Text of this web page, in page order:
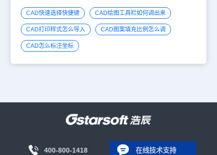
CAD快速选择快捷键 CAD绘图工具栏如何调出来
CAD打印样式怎么导入 CAD图案填充比例怎么调
CAD怎么标注坐标
400-800-1418 在线技术支持